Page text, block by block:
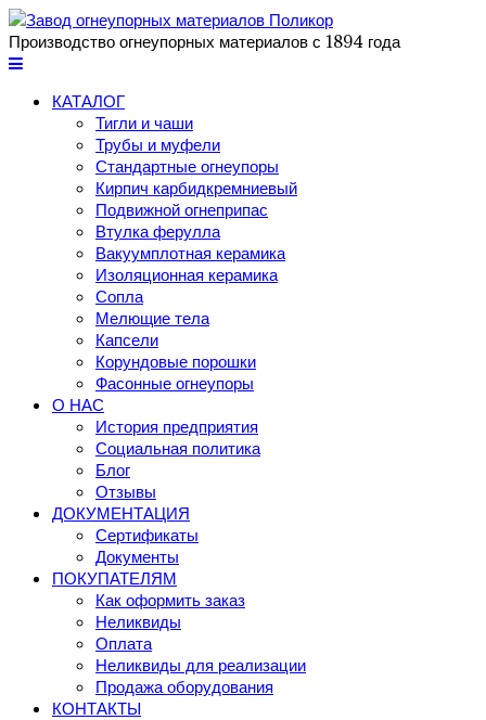
Производство огнеупорных материалов с 1894 года
КАТАЛОГ
Тигли и чаши
Трубы и муфели
Стандартные огнеупоры
Кирпич карбидкремниевый
Подвижной огнеприпас
Втулка ферулла
Вакуумплотная керамика
Изоляционная керамика
Сопла
Мелющие тела
Капсели
Корундовые порошки
Фасонные огнеупоры
О НАС
История предприятия
Социальная политика
Блог
Отзывы
ДОКУМЕНТАЦИЯ
Сертификаты
Документы
ПОКУПАТЕЛЯМ
Как оформить заказ
Неликвиды
Оплата
Неликвиды для реализации
Продажа оборудования
КОНТАКТЫ